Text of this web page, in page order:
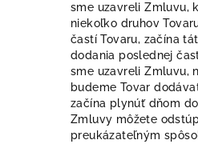
sme uzavreli Zmluvu,
niekoľko druhov
častí Tovaru, začína
dodania poslednej
sme uzavreli Zmluvu,
budeme Tovar
začína plynúť dňom
Zmluvy môžete
preukázateľným